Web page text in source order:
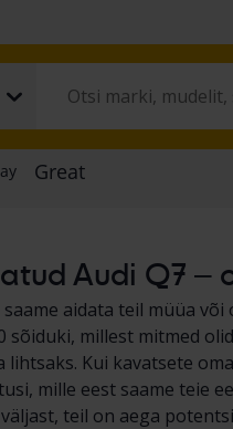
Audi Q7 –
saame aidata teil müüa
sõiduki, millest mitmed
lihtsaks. Kui kavatsete
mille eest saame teie
teil on aega